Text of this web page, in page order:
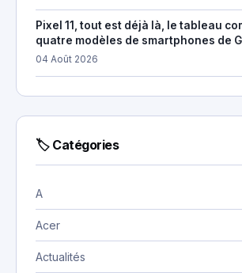
Pixel 11, tout est déjà là, le tableau
quatre modèles de smartphones de
04 Août 2026
🏷 Catégories
A
Acer
Actualités